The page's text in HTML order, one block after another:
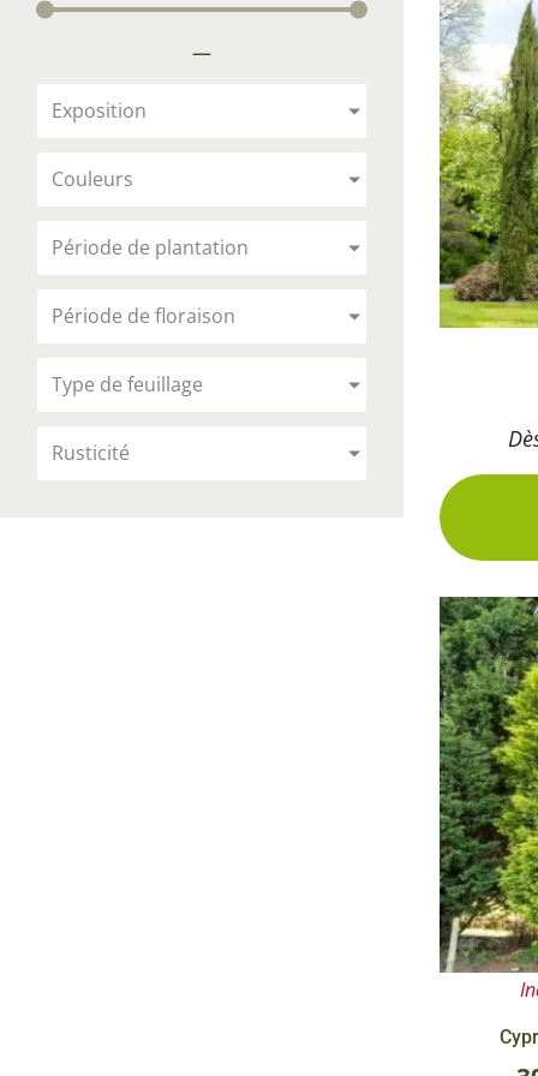
Arbustes de terre de bruyère
Plantes Grimpantes
Plantes méditerranéennes et exotiques
Rosiers
Plantes
Plantes
Plantes
Plantes
Plantes
Plantes
Plantes
—
Exposition
Couleurs
Période de plantation
Période de floraison
Type de feuillage
Rusticité